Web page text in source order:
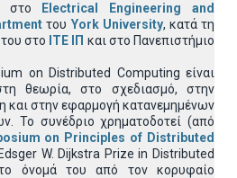
στο
Electrical Engineering and
του York University, κατά τη
στο ΙΤΕ ΙΠ και στο Πανεπιστήμιο
on Distributed Computing είναι
θεωρία, στο σχεδιασμό, στην
και στην εφαρμογή κατανεμημένων
Το συνέδριο χρηματοδοτεί (από
on Principles of Distributed
W. Dijkstra Prize in Distributed
όνομά του από τον κορυφαίο